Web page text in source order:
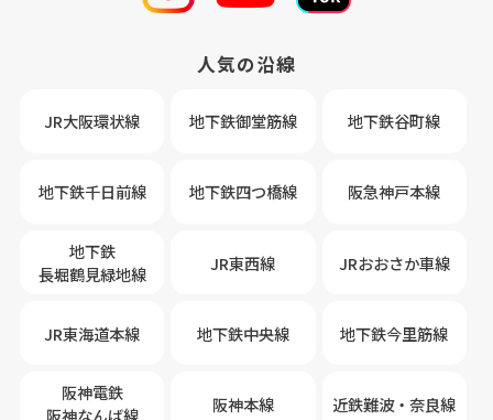
人気の沿線
JR大阪環状線 地下鉄御堂筋線 地下鉄谷町線
地下鉄千日前線 地下鉄四つ橋線 阪急神戸本線
地下鉄
長堀鶴見緑地線
JR東西線 JRおおさか車線
JR東海道本線 地下鉄中央線 地下鉄今里筋線
阪神電鉄
阪神本線 近鉄難波・奈良線